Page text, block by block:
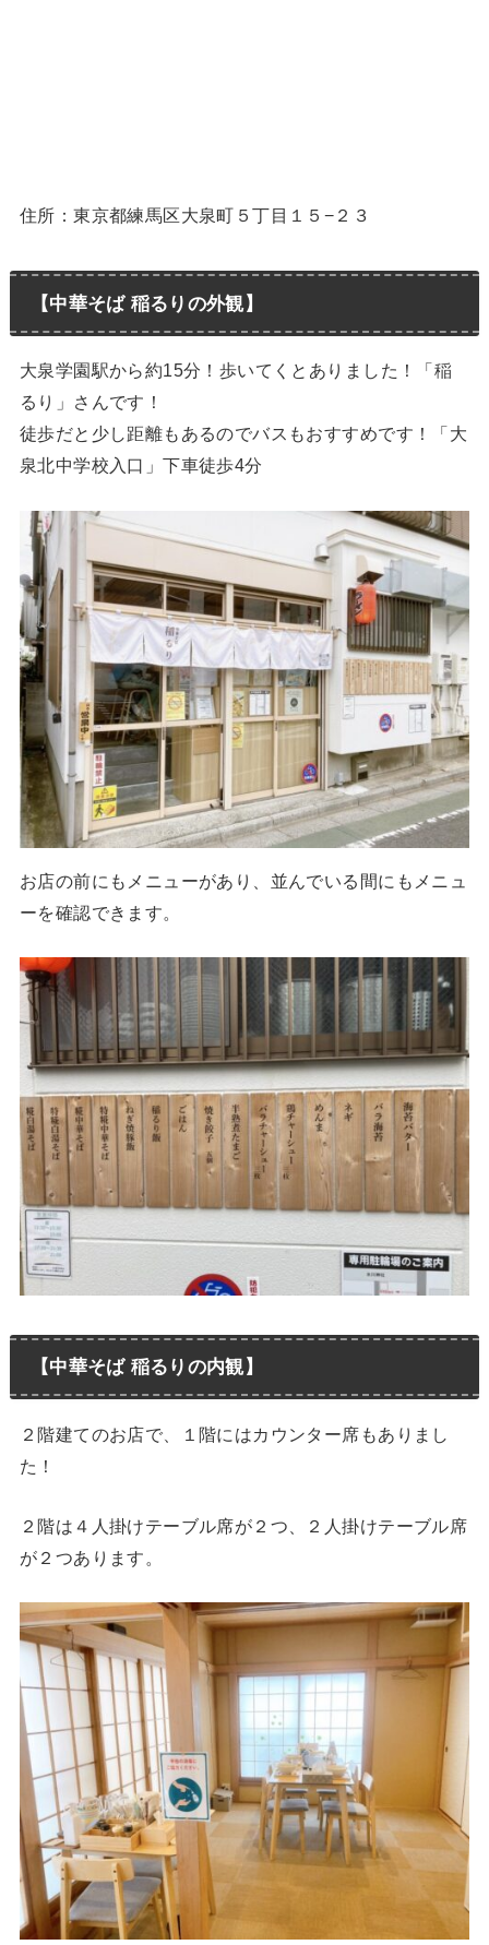
住所：東京都練馬区大泉町５丁目１５−２３
【中華そば 稲るりの外観】
大泉学園駅から約15分！歩いてくとありました！「稲
るり」さんです！
徒歩だと少し距離もあるのでバスもおすすめです！「大
泉北中学校入口」下車徒歩4分
お店の前にもメニューがあり、並んでいる間にもメニュ
ーを確認できます。
【中華そば 稲るりの内観】
２階建てのお店で、１階にはカウンター席もありまし
た！
２階は４人掛けテーブル席が２つ、２人掛けテーブル席
が２つあります。